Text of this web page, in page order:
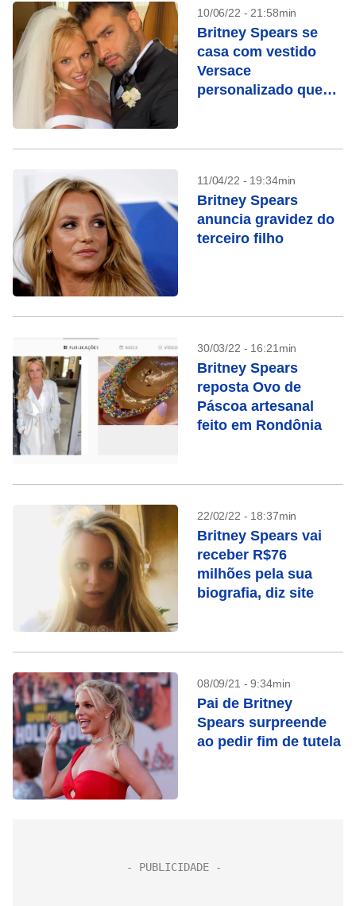
10/06/22 - 21:58min
Britney Spears se
casa com vestido
Versace
personalizado que
11/04/22 - 19:34min
Britney Spears
anuncia gravidez do
terceiro filho
30/03/22 - 16:21min
Britney Spears
reposta Ovo de
Páscoa artesanal
feito em Rondônia
22/02/22 - 18:37min
Britney Spears vai
receber R$76
milhões pela sua
biografia, diz site
08/09/21 - 9:34min
Pai de Britney
Spears surpreende
ao pedir fim de tutela